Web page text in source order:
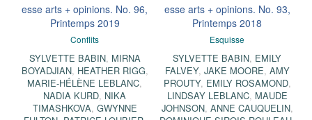
esse arts + opinions. No. 96,
Printemps 2019
Conflits
SYLVETTE BABIN, MIRNA
BOYADJIAN, HEATHER RIGG,
MARIE-HÉLÈNE LEBLANC,
NADIA KURD, NIKA
TIMASHKOVA, GWYNNE
esse arts + opinions. No. 93,
Printemps 2018
Esquisse
SYLVETTE BABIN, EMILY
FALVEY, JAKE MOORE, AMY
PROUTY, EMILY ROSAMOND,
LINDSAY LEBLANC, MAUDE
JOHNSON, ANNE CAUQUELIN,